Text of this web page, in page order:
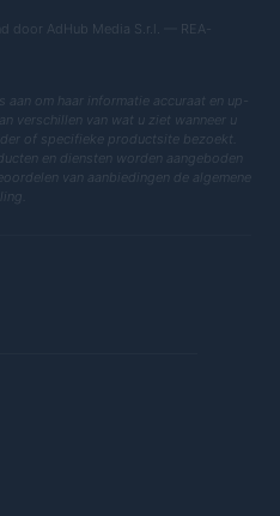
door AdHub Media S.r.l. — REA-
om haar informatie accuraat en up-
verschillen van wat u ziet wanneer u
of specifieke productsite bezoekt.
en diensten worden aangeboden
van aanbiedingen de algemene